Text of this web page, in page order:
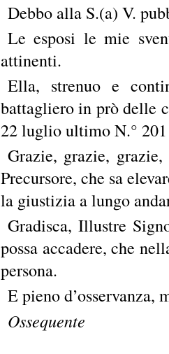
Debbo alla S.(a) V.
Le esposi le mie
attinenti.
Ella, strenuo e
battagliero in prò delle
22 luglio ultimo N.°
Grazie, grazie,
Precursore, che sa
la giustizia a lungo
Gradisca, Illustre
possa accadere, che
persona.
E pieno d’osservanza,
Ossequente